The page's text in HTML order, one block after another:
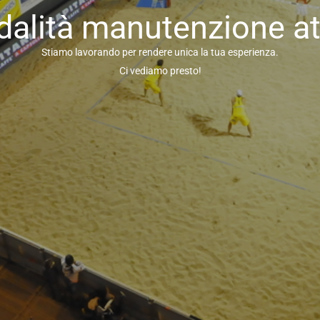
manutenzione
Stiamo lavorando per rendere unica la tua esperienza.
Ci vediamo presto!